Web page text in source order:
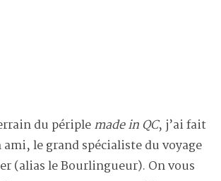
du périplemade in QC, j’ai fait
ami, le grand spécialiste du voyage
(alias le Bourlingueur). On vous